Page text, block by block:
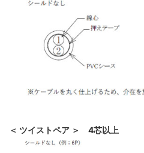
＜ ツイストペア ＞ 4芯以上